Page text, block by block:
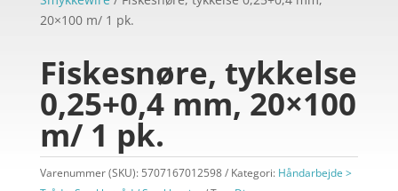
20×100 m/ 1 pk.
Fiskesnøre, tykkelse
0,25+0,4 mm, 20×100
m/ 1 pk.
Varenummer (SKU): 5707167012598 Kategori: Håndarbejde >